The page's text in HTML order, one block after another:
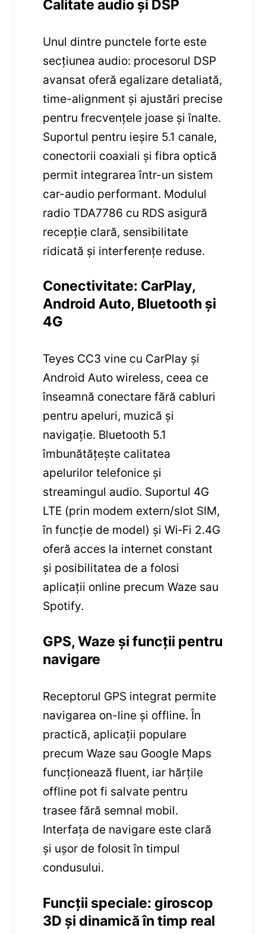
Calitate audio și DSP
Unul dintre punctele forte este
secțiunea audio: procesorul DSP
avansat oferă egalizare detaliată,
time-alignment și ajustări precise
pentru frecvențele joase și înalte.
Suportul pentru ieșire 5.1 canale,
conectorii coaxiali și fibra optică
permit integrarea într-un sistem
car-audio performant. Modulul
radio TDA7786 cu RDS asigură
recepție clară, sensibilitate
ridicată și interferențe reduse.
Conectivitate: CarPlay,
Android Auto, Bluetooth și
4G
Teyes CC3 vine cu CarPlay și
Android Auto wireless, ceea ce
înseamnă conectare fără cabluri
pentru apeluri, muzică și
navigație. Bluetooth 5.1
îmbunătățește calitatea
apelurilor telefonice și
streamingul audio. Suportul 4G
LTE (prin modem extern/slot SIM,
în funcție de model) și Wi‑Fi 2.4G
oferă acces la internet constant
și posibilitatea de a folosi
aplicații online precum Waze sau
Spotify.
GPS, Waze și funcții pentru
navigare
Receptorul GPS integrat permite
navigarea on-line și offline. În
practică, aplicații populare
precum Waze sau Google Maps
funcționează fluent, iar hărțile
offline pot fi salvate pentru
trasee fără semnal mobil.
Interfața de navigare este clară
și ușor de folosit în timpul
condusului.
Funcții speciale: giroscop
3D și dinamică în timp real